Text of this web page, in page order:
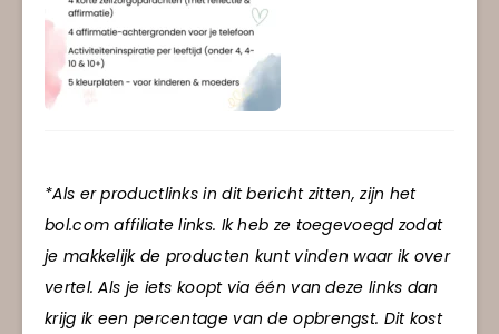
*Als er productlinks in dit bericht zitten, zijn het
bol.com affiliate links. Ik heb ze toegevoegd zodat
je makkelijk de producten kunt vinden waar ik over
vertel. Als je iets koopt via één van deze links dan
krijg ik een percentage van de opbrengst. Dit kost